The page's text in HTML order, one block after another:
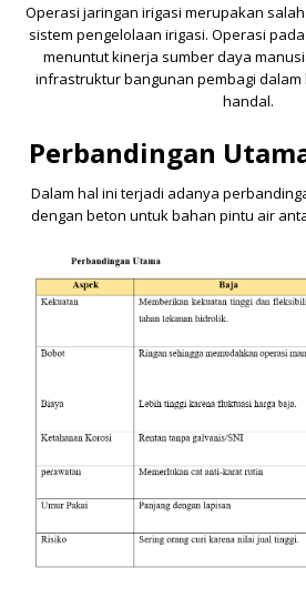
Operasi jaringan irigasi merupakan
sistem pengelolaan irigasi. Operasi
menuntut kinerja sumber daya
infrastruktur bangunan pembagi dalam
handal.
Perbandingan
Dalam hal ini terjadi adanya
dengan beton untuk bahan pintu air